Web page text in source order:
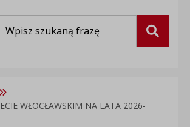
Szukaj
WŁOCŁAWSKIM NA LATA 2026-